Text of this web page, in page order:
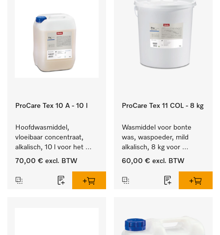
ProCare Tex 10 A - 10 l
Hoofdwasmiddel,
vloeibaar concentraat,
alkalisch, 10 l voor het
reinigen van wit wasgoed
70,00 € excl. BTW
ProCare Tex 11 COL - 8 kg
Wasmiddel voor bonte
was, waspoeder, mild
alkalisch, 8 kg voor
behoud van kleur en
was.
60,00 € excl. BTW